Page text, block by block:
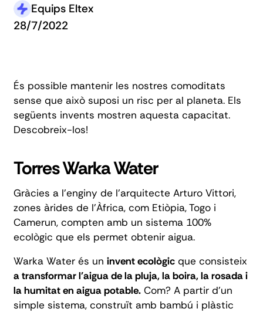
Equips Eltex
28/7/2022
És possible mantenir les nostres comoditats
sense que això suposi un risc per al planeta. Els
següents invents mostren aquesta capacitat.
Descobreix-los!
Torres Warka Water
Gràcies a l'enginy de l'arquitecte Arturo Vittori,
zones àrides de l'Àfrica, com Etiòpia, Togo i
Camerun, compten amb un sistema 100%
ecològic que els permet obtenir aigua.
Warka Waterés un invent ecològicque consisteix
a transformar l'aigua de la pluja, la boira, la rosada i
la humitat en aigua potable.Com? A partir d'un
simple sistema, construït amb bambú i plàstic